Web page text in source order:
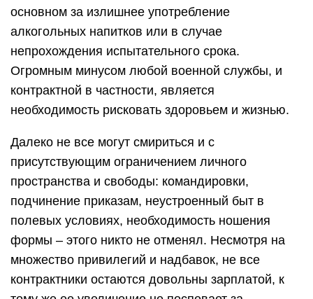
основном за излишнее употребление
алкогольных напитков или в случае
непрохождения испытательного срока.
Огромным минусом любой военной службы, и
контрактной в частности, является
необходимость рисковать здоровьем и жизнью.
Далеко не все могут смириться и с
присутствующим ограничением личного
пространства и свободы: командировки,
подчинение приказам, неустроенный быт в
полевых условиях, необходимость ношения
формы – этого никто не отменял. Несмотря на
множество привилегий и надбавок, не все
контрактники остаются довольны зарплатой, к